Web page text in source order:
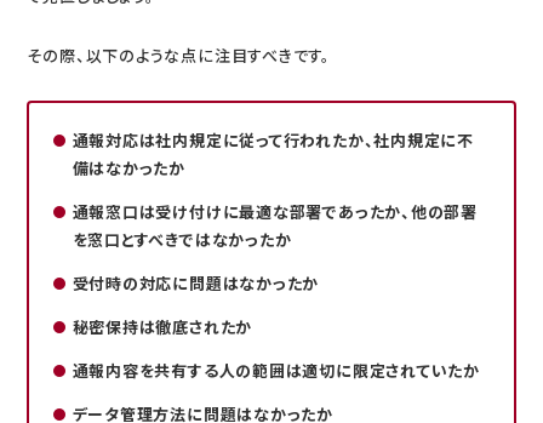
その際、以下のような点に注目すべきです。
通報対応は社内規定に従って行われたか、社内規定に不
備はなかったか
通報窓口は受け付けに最適な部署であったか、他の部署
を窓口とすべきではなかったか
受付時の対応に問題はなかったか
秘密保持は徹底されたか
通報内容を共有する人の範囲は適切に限定されていたか
データ管理方法に問題はなかったか